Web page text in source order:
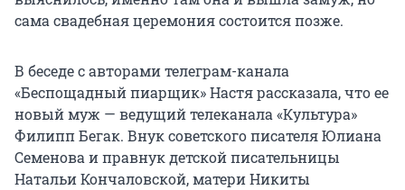
сама свадебная церемония состоится позже.
В беседе с авторами телеграм-канала
«Беспощадный пиарщик» Настя рассказала, что ее
новый муж — ведущий телеканала «Культура»
Филипп Бегак. Внук советского писателя Юлиана
Семенова и правнук детской писательницы
Натальи Кончаловской, матери Никиты